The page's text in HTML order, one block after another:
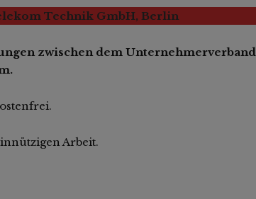
Technik GmbH, Berlin
zwischen dem Unternehmerverband
Arbeit.